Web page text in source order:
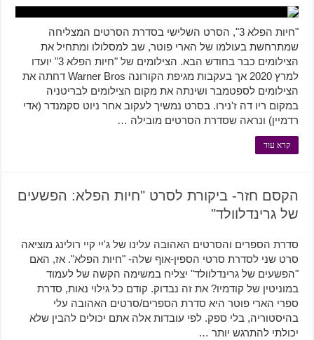
"חיות הפלא 3", הסרט השלישי בסדרת הסרטים המצליחה
שמתרחשת בעולמו של הארי פוטר, שב למסלולו ומתחיל את
הצילומים כבר בחודש הבא. הצילומים של "חיות הפלא 3" יועדו
למרץ 2020 אך בעקבות מגיפת הקורונה Warner Bros דחתה את
הצילומים לספטמבר ושינתה את מקום הצילומים לבריטניה
במקום ריו דה ז'נירו. בסרט נמשיך לעקוב אחר ניוט סקמנדר (אדי
רדמיין) ונראה שסדרת הסרטים מובילה …
קרא עוד
הקסם חזר- ביקורת לסרט "חיות הפלא: הפשעים
של גרינדלוולד"
סדרת הספרים והסרטים האהובה עלינו של ג'יי קיי רולינג מוציאה
סרט שני לסדרת סרטי הספין-אוף שלה- "חיות הפלא". אז, האם
"הפשעים של גרינדלוולד" יצליח במשימה הקשה של לעמוד
במוניטין של קודמיו? את זה נבדוק. קודם כל גילוי נאות, סדרת
ספרי הארי פוטר היא סדרת הספרים/סרטים האהובה עלי
בהיסטוריה, בלי ספק. לפי עובדות אלה אתם יכולים להבין שלא
יכולתי להתרגש יותר …